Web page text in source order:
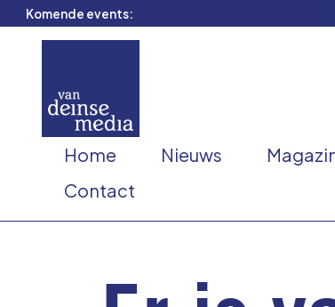
Komende events:
Home Nieuws
Contact